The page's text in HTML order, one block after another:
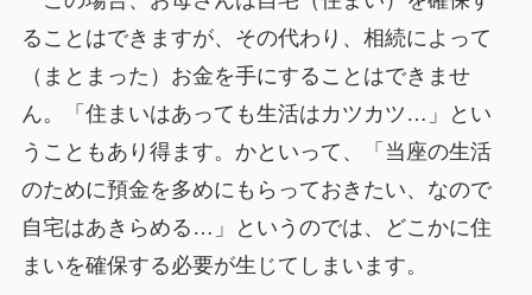
ることはできますが、その代わり、相続によって
（まとまった）お金を手にすることはできませ
ん。「住まいはあっても生活はカツカツ…」とい
うこともあり得ます。かといって、「当座の生活
のために預金を多めにもらっておきたい、なので
自宅はあきらめる…」というのでは、どこかに住
まいを確保する必要が生じてしまいます。